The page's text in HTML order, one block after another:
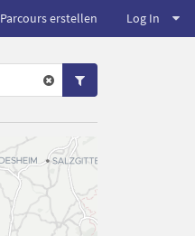
Parcours erstellen Log In